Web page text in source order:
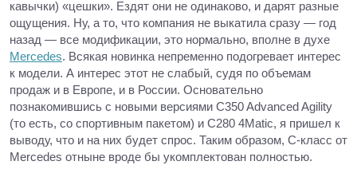
кавычки) «цешки». Ездят они не одинаково, и дарят разные
ощущения. Ну, а то, что компания не выкатила сразу — год
назад — все модификации, это нормально, вполне в духе
Mercedes. Всякая новинка непременно подогревает интерес
к модели. А интерес этот не слабый, судя по объемам
продаж и в Европе, и в России. Основательно
познакомившись с новыми версиями C350 Advanced Agility
(то есть, со спортивным пакетом) и C280 4Matic, я пришел к
выводу, что и на них будет спрос. Таким образом, С-класс от
Mercedes отныне вроде бы укомплектован полностью.